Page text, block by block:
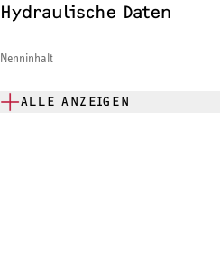
Hydraulische Daten
Nenninhalt
ALLE ANZEIGEN